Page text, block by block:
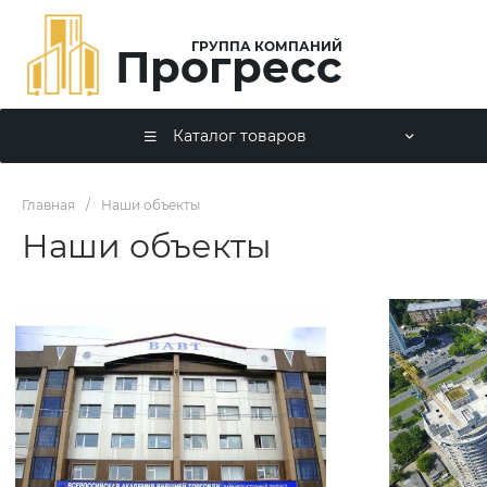
ГРУППА КОМПАНИЙ
Прогресс
Каталог товаров
Главная / Наши объекты
Наши объекты